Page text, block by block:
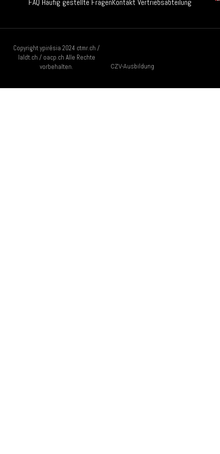
Copyright ypirésia 2024 ctmr.ch /
laldt.ch / oacp.ch Alle Rechte
vorbehalten.
CZV-Ausbildung